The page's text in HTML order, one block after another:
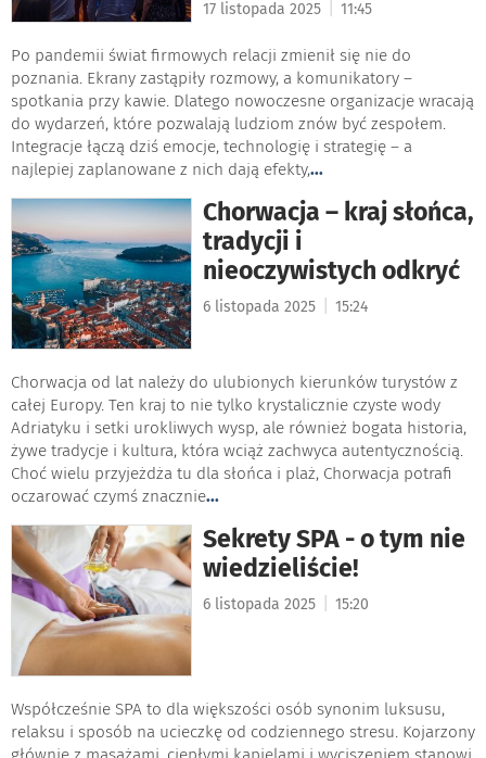
17 listopada 2025 11:45
Po pandemii świat firmowych relacji zmienił się nie do
poznania. Ekrany zastąpiły rozmowy, a komunikatory –
spotkania przy kawie. Dlatego nowoczesne organizacje wracają
do wydarzeń, które pozwalają ludziom znów być zespołem.
Integracje łączą dziś emocje, technologię i strategię – a
najlepiej zaplanowane z nich dają efekty,...
Chorwacja – kraj słońca,
tradycji i
nieoczywistych odkryć
6 listopada 2025 15:24
Chorwacja od lat należy do ulubionych kierunków turystów z
całej Europy. Ten kraj to nie tylko krystalicznie czyste wody
Adriatyku i setki urokliwych wysp, ale również bogata historia,
żywe tradycje i kultura, która wciąż zachwyca autentycznością.
Choć wielu przyjeżdża tu dla słońca i plaż, Chorwacja potrafi
oczarować czymś znacznie...
Sekrety SPA - o tym nie
wiedzieliście!
6 listopada 2025 15:20
Współcześnie SPA to dla większości osób synonim luksusu,
relaksu i sposób na ucieczkę od codziennego stresu. Kojarzony